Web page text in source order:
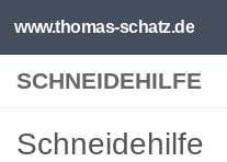
Unter dem Inhalt
www.thomas-schatz.de
SCHNEIDEHILFE
Schneidehilfe